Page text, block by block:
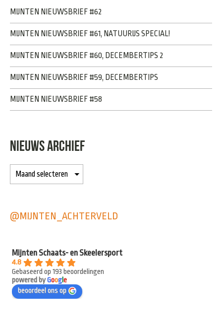
MIJNTEN NIEUWSBRIEF #62
MIJNTEN NIEUWSBRIEF #61, NATUURIJS SPECIAL!
MIJNTEN NIEUWSBRIEF #60, DECEMBERTIPS 2
MIJNTEN NIEUWSBRIEF #59, DECEMBERTIPS
MIJNTEN NIEUWSBRIEF #58
NIEUWS ARCHIEF
@MIJNTEN_ACHTERVELD
Mijnten Schaats- en Skeelersport
4.8
Gebaseerd op 193 beoordelingen
powered byGooge
beoordeel ons op